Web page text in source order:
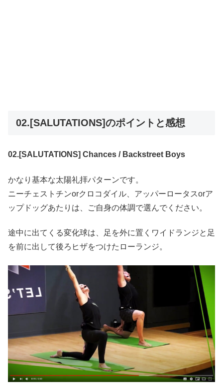
02.[SALUTATIONS]のポイントと感想
02.[SALUTATIONS] Chances / Backstreet Boys
かなり基本な太陽礼拝パターンです。
ニーチェストチンorクロコダイル、アッパーロータスorア
ップドッグあたりは、ご自身の体調で選んでください。
途中に出てくる変化球は、足を外に置くワイドランジと足
を前に出して後ろヒザをつけたローランジ。